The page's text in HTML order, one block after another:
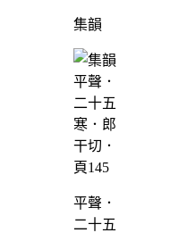
集韻
平聲．
二十五